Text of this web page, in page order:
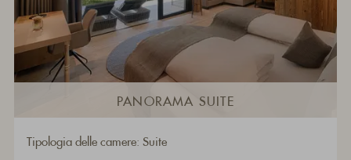
PANORAMA SUITE
Tipologia delle camere: Suite